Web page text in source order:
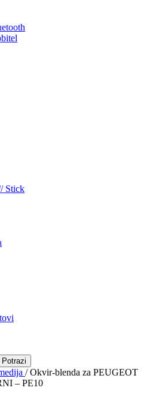
Stick
Potrazi
/ Okvir-blenda za PEUGEOT
– PE10